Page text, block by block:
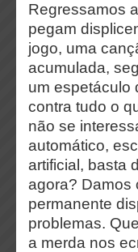
Regressamos
pegam
jogo, uma
acumulada,
um espetáculo
contra tudo o
não se
automático,
artificial, basta
agora? Damos
permanente
problemas.
a merda nos